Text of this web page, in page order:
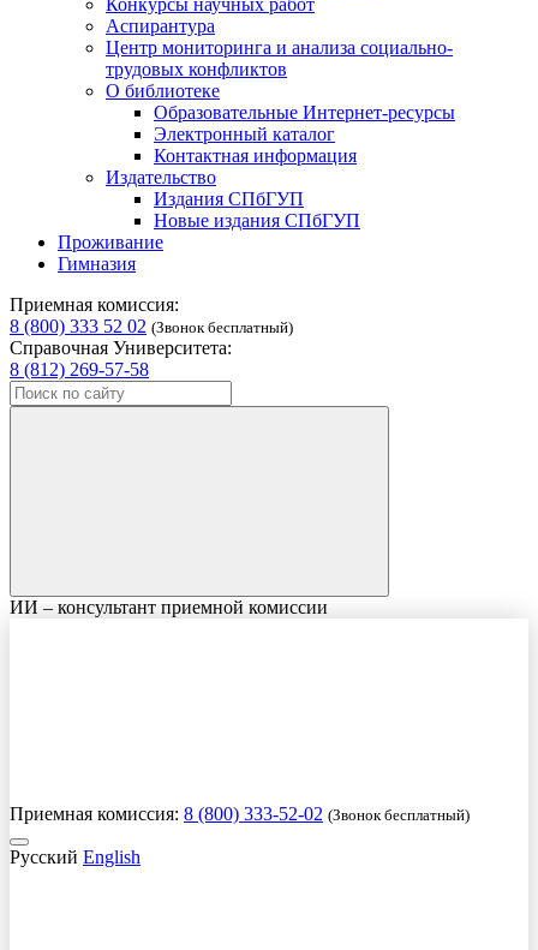
Конкурсы научных работ
Аспирантура
Центр мониторинга и анализа социально-
трудовых конфликтов
О библиотеке
Образовательные Интернет-ресурсы
Электронный каталог
Контактная информация
Издательство
Издания СПбГУП
Новые издания СПбГУП
Проживание
Гимназия
Приемная комиссия:
8 (800) 333 52 02 (Звонок бесплатный)
Справочная Университета:
8 (812) 269-57-58
ИИ – консультант приемной комиссии
Приемная комиссия: 8 (800) 333-52-02 (Звонок бесплатный)
Русский English